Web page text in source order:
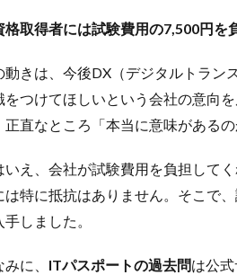
格取得者には試験費用の7,500円を
動きは、今後DX（デジタルトラ
をつけてほしいという会社の意向
正直なところ「本当に意味がある
いえ、会社が試験費用を負担して
は特に抵抗はありません。そこで
手しました。
に、 ITパスポートの過去問は公